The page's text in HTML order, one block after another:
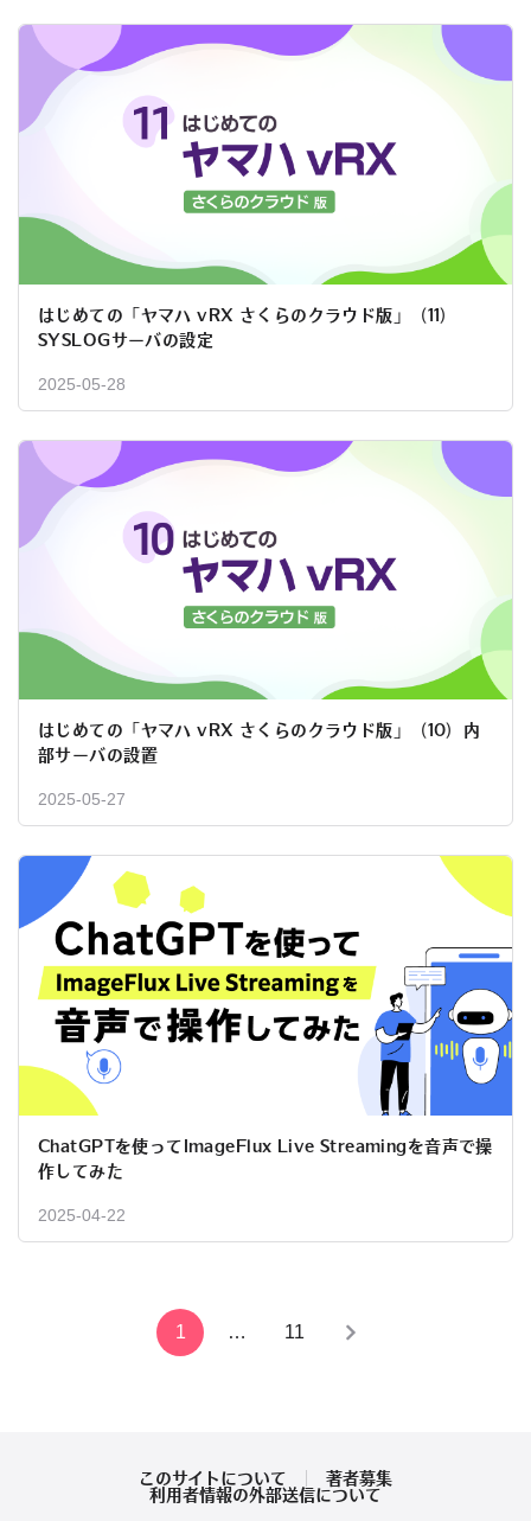
はじめての「ヤマハ vRX さくらのクラウド版」（11）
SYSLOGサーバの設定
2025-05-28
はじめての「ヤマハ vRX さくらのクラウド版」（10）内
部サーバの設置
2025-05-27
ChatGPTを使ってImageFlux Live Streamingを音声で操
作してみた
2025-04-22
1 … 11
このサイトについて
著者募集
利用者情報の外部送信について